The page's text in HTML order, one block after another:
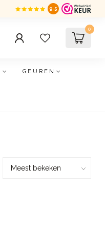
9.5
0
GEUREN